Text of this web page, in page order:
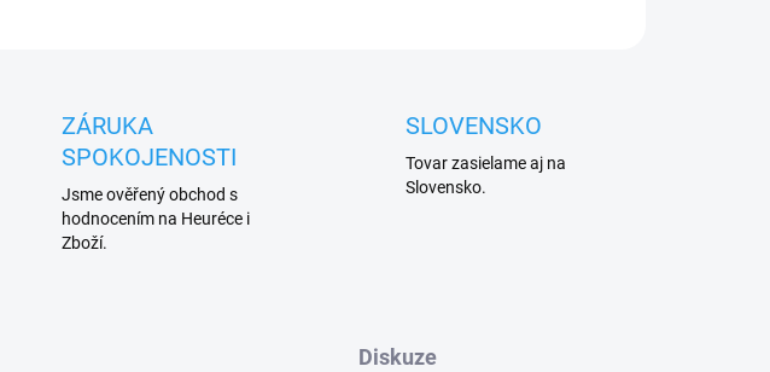
ZÁRUKA
SPOKOJENOSTI
Jsme ověřený obchod s
hodnocením na Heuréce i
Zboží.
SLOVENSKO
Tovar zasielame aj na
Slovensko.
Diskuze